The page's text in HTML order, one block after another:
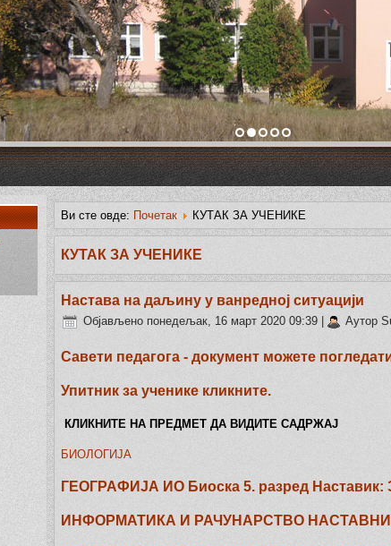
Ви сте овде: Почетак КУТАК ЗА УЧЕНИКЕ
КУТАК ЗА УЧЕНИКЕ
Настава на даљину у ванредној ситуацији
Објављено понедељак, 16 март 2020 09:39 Аутор
Савети педагога - документ можете
Упитник за ученике кликните.
КЛИКНИТЕ НА ПРЕДМЕТ ДА ВИДИТЕ САДРЖАЈ
БИОЛОГИЈА
ГЕОГРАФИЈА ИО Биоска 5. разред Наставик:
ИНФОРМАТИКА И РАЧУНАРСТВО